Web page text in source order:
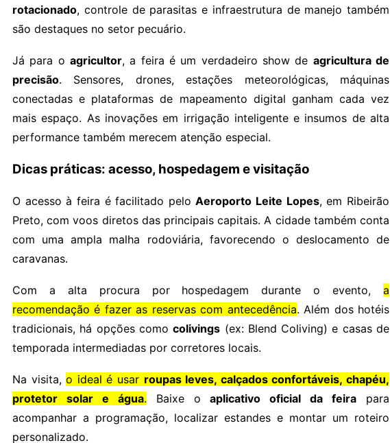
rotacionado, controle de parasitas e infraestrutura de manejo também
são destaques no setor pecuário.
Já para o agricultor, a feira é um verdadeiro show de agricultura de
precisão. Sensores, drones, estações meteorológicas, máquinas
conectadas e plataformas de mapeamento digital ganham cada vez
mais espaço. As inovações em irrigação inteligente e insumos de alta
performance também merecem atenção especial.
Dicas práticas: acesso, hospedagem e visitação
O acesso à feira é facilitado peloAeroporto Leite Lopes, em Ribeirão
Preto, com voos diretos das principais capitais. A cidade também conta
com uma ampla malha rodoviária, favorecendo o deslocamento de
caravanas.
Com a alta procura por hospedagem durante o evento, a
recomendação é fazer as reservas com antecedência. Além dos hotéis
tradicionais, há opções comocolivings (ex: Blend Coliving) e casas de
temporada intermediadas por corretores locais.
Na visita,o ideal é usar roupas leves, calçados confortáveis, chapéu,
protetor solar e água. Baixe oaplicativo oficial da feira para
acompanhar a programação, localizar estandes e montar um roteiro
personalizado.